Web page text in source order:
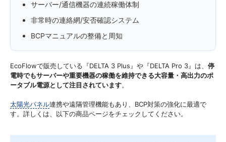
サーバー/通信機器の連続稼働体制
非常時の連絡網/安否確認システム
BCPマニュアルの整備と周知
EcoFlowで販売している『DELTA 3 Plus』や『DELTA Pro 3』は、 停
電時でもサーバーや重要機器の稼働を維持できる大容量・高出力のポ
ータブル電源として注目されています。
太陽光パネル連携や遠隔管理機能もあり、BCP対策の強化に最適で
す。詳しくは、以下の商品ページをチェックしてください。